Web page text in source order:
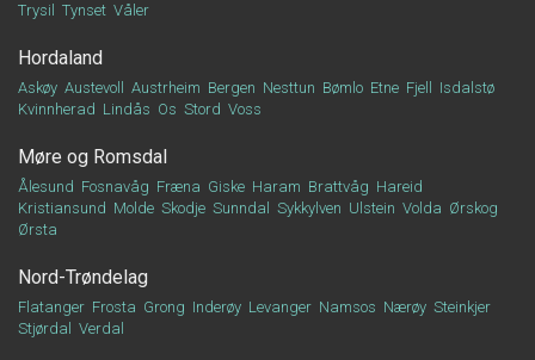
Trysil
Tynset Våler
Hordaland
Askøy Austevoll Austrheim Bergen Nesttun Bømlo Etne Fjell
Isdalstø
Kvinnherad Lindås Os Stord Voss
Møre og Romsdal
Ålesund Fosnavåg Fræna Giske Haram Brattvåg Hareid
Kristiansund Molde Skodje Sunndal Sykkylven Ulstein Volda Ørskog
Ørsta
Nord-Trøndelag
Flatanger Frosta Grong Inderøy Levanger Namsos Nærøy Steinkjer
Stjørdal
Verdal